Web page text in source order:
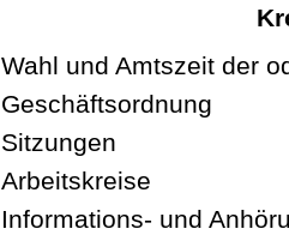
Wahl und Amtszeit der
Geschäftsordnung
Sitzungen
Arbeitskreise
Informations- und